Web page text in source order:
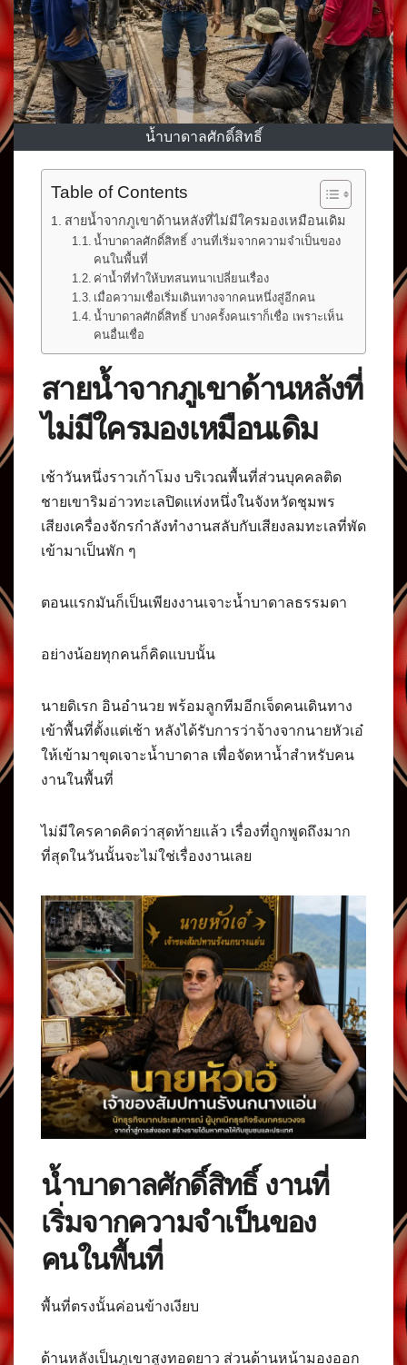
น้ำบาดาลศักดิ์สิทธิ์
Table of Contents
สายน้ำจากภูเขาด้านหลังที่ไม่มีใครมองเหมือนเดิม
น้ำบาดาลศักดิ์สิทธิ์ งานที่เริ่มจากความจำเป็นของ
คนในพื้นที่
ค่าน้ำที่ทำให้บทสนทนาเปลี่ยนเรื่อง
เมื่อความเชื่อเริ่มเดินทางจากคนหนึ่งสู่อีกคน
น้ำบาดาลศักดิ์สิทธิ์ บางครั้งคนเราก็เชื่อ เพราะเห็น
คนอื่นเชื่อ
สายน้ำจากภูเขาด้านหลังที่
ไม่มีใครมองเหมือนเดิม
เช้าวันหนึ่งราวเก้าโมง บริเวณพื้นที่ส่วนบุคคลติด
ชายเขาริมอ่าวทะเลปิดแห่งหนึ่งในจังหวัดชุมพร
เสียงเครื่องจักรกำลังทำงานสลับกับเสียงลมทะเลที่พัด
เข้ามาเป็นพัก ๆ
ตอนแรกมันก็เป็นเพียงงานเจาะน้ำบาดาลธรรมดา
อย่างน้อยทุกคนก็คิดแบบนั้น
นายดิเรก อินอำนวย พร้อมลูกทีมอีกเจ็ดคนเดินทาง
เข้าพื้นที่ตั้งแต่เช้า หลังได้รับการว่าจ้างจากนายหัวเอ๋
ให้เข้ามาขุดเจาะน้ำบาดาล เพื่อจัดหาน้ำสำหรับคน
งานในพื้นที่
ไม่มีใครคาดคิดว่าสุดท้ายแล้ว เรื่องที่ถูกพูดถึงมาก
ที่สุดในวันนั้นจะไม่ใช่เรื่องงานเลย
น้ำบาดาลศักดิ์สิทธิ์ งานที่
เริ่มจากความจำเป็นของ
คนในพื้นที่
พื้นที่ตรงนั้นค่อนข้างเงียบ
ด้านหลังเป็นภูเขาสูงทอดยาว ส่วนด้านหน้ามองออก